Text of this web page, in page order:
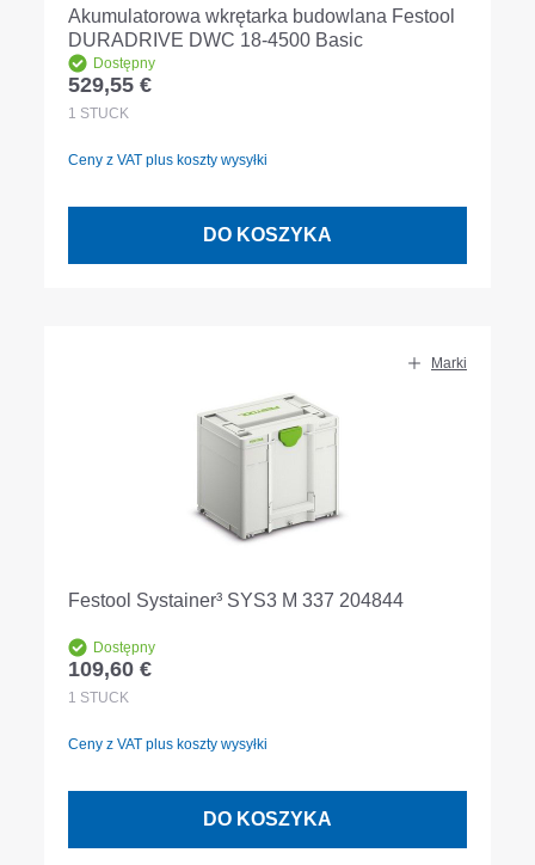
Akumulatorowa wkrętarka budowlana Festool
DURADRIVE DWC 18-4500 Basic
Dostępny
Cena regularna:
529,55 €
1 STÜCK
Ceny z VAT plus koszty wysyłki
DO KOSZYKA
Marki
Festool Systainer³ SYS3 M 337 204844
Dostępny
Cena regularna:
109,60 €
1 STÜCK
Ceny z VAT plus koszty wysyłki
DO KOSZYKA